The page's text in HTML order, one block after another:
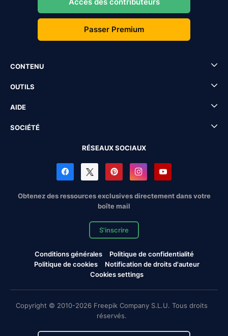
Passer Premium
CONTENU
OUTILS
AIDE
SOCIÉTÉ
RÉSEAUX SOCIAUX
Obtenez des ressources exclusives directement dans votre
boîte mail
S'inscrire
Conditions générales
Politique de confidentialité
Politique de cookies
Notification de droits d'auteur
Cookies settings
Copyright © 2010-2026 Freepik Company S.L.U. Tous droits
réservés.